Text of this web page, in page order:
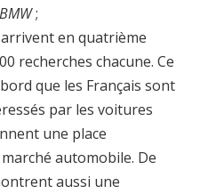
BMW;
arrivent en quatrième
recherches chacune. Ce
que les Français sont
par les voitures
une place
automobile. De
aussi une